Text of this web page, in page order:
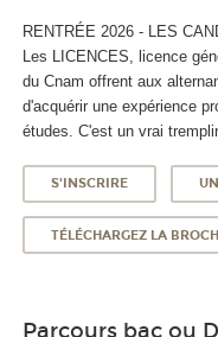
RENTRÉE 2026 - LES
Les LICENCES, licence
du Cnam offrent aux
d'acquérir une expérience
études. C'est un vrai
S'INSCRIRE
TÉLÉCHARGEZ LA
Parcours bac ou